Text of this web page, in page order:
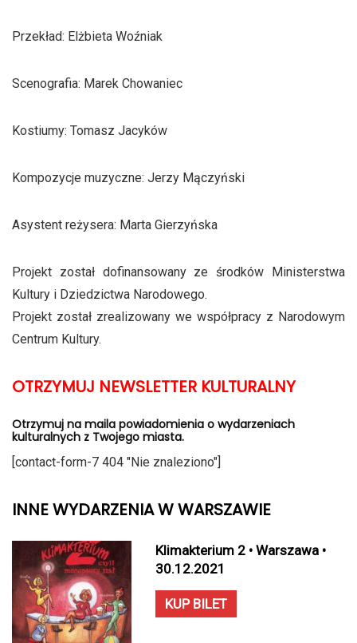
Przekład: Elżbieta Woźniak
Scenografia: Marek Chowaniec
Kostiumy: Tomasz Jacyków
Kompozycje muzyczne: Jerzy Mączyński
Asystent reżysera: Marta Gierzyńska
Projekt został dofinansowany ze środków Ministerstwa
Kultury i Dziedzictwa Narodowego.
Projekt został zrealizowany we współpracy z Narodowym
Centrum Kultury.
OTRZYMUJ NEWSLETTER KULTURALNY
Otrzymuj na maila powiadomienia o wydarzeniach
kulturalnych z Twojego miasta.
[contact-form-7 404 "Nie znaleziono"]
INNE WYDARZENIA W WARSZAWIE
Klimakterium 2 • Warszawa •
30.12.2021
KUP BILET